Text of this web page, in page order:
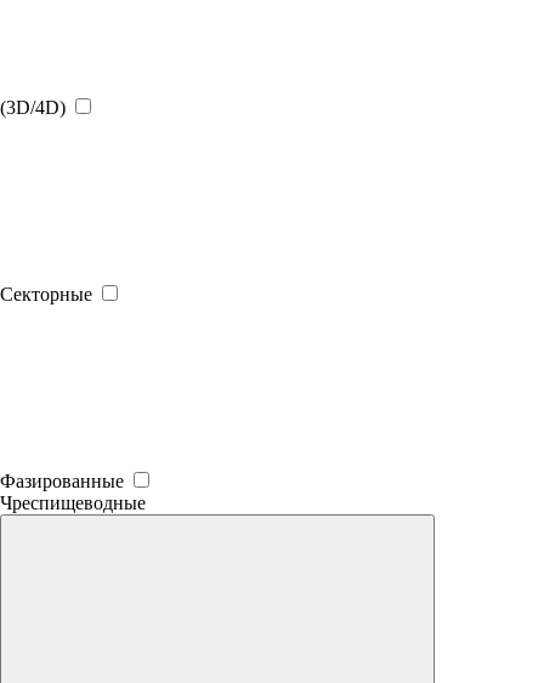
(3D/4D)
Секторные
Фазированные
Чреспищеводные